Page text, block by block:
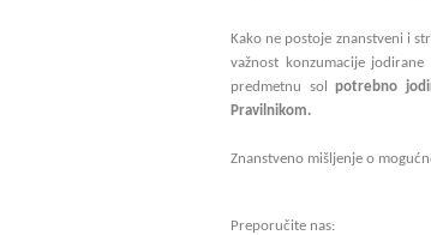
Kako ne postoje znanstveni i
važnost konzumacije
predmetnu solpotrebno
Pravilnikom.
Znanstveno mišljenje o
Preporučite nas: